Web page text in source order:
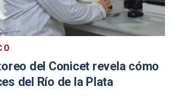
del Conicet revela cómo
del Río de la Plata